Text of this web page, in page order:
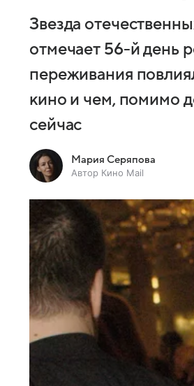
Звезда
отмечает 56-й день
переживания
кино и чем, помимо
сейчас
Мария Серяпова
Автор Кино Mail